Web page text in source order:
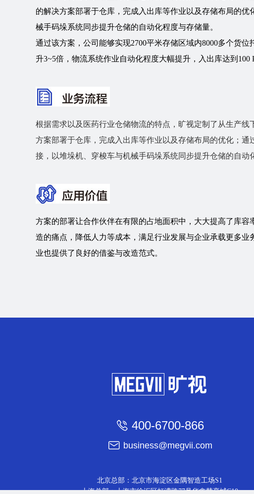
的解决方案部署于仓库，完成入出库等作业以及存储布局的
械手码垛系统同步提升仓储的自动化程度与存储量。
通过该方案，公司能够实现2700平米存储区域内8000多个货
升3~5倍，物流系统作业自动化程度大幅提升，入出库达到100
根据需求以及医药行业仓储物流的特点，旷视定制了从生产
方案部署于仓库，完成入出库等作业以及存储布局的优化；
接，以堆垛机、穿梭车与机械手码垛系统同步提升仓储的自动
方案的部署让合作伙伴在有限的占地面积中，大大提高了库
造的痛点，降低人力等成本，满足行业发展与企业承载更多
业也提供了良好的借鉴与改造范式。
400-6700-866
business@megvii.com
北京总部：北京市海淀区金隅智造工场S1
上海总部：上海市徐汇区虹漕路77号华鑫慧享城C10